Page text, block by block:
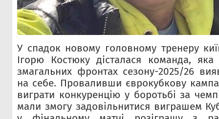
У спадок новому головному тренеру
Ігорю Костюку дісталася команда,
змагальних фронтах сезону-2025/26
на себе. Проваливши єврокубкову
виграти конкуренцію у боротьбі за
мали змогу задовільнитися виграшем